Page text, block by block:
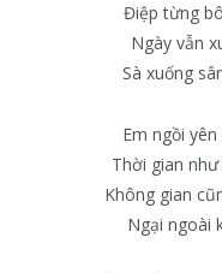
Điệp từng
Ngày vẫn
Sà xuống
Em ngồi
Thời gian
Không gian
Ngại ngoài